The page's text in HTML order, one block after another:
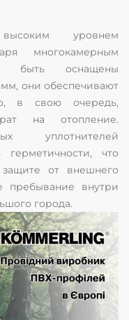
уровнем
многокамерным
быть оснащены
они обеспечивают
в свою очередь,
на отопление.
уплотнителей
что
от внешнего
пребывание внутри
города.